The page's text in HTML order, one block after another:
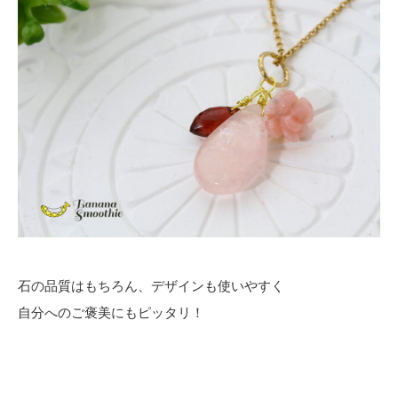
石の品質はもちろん、デザインも使いやすく
自分へのご褒美にもピッタリ！